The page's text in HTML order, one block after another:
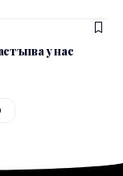
у нас